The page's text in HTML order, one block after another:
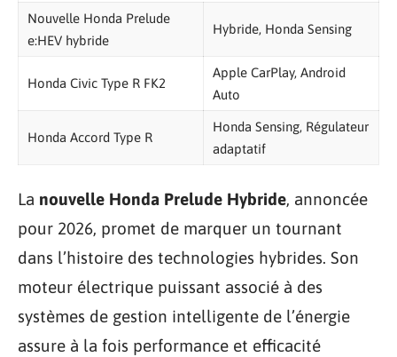
Nouvelle Honda Prelude
e:HEV hybride
Hybride, Honda Sensing
Honda Civic Type R FK2
Apple CarPlay, Android
Auto
Honda Accord Type R
Honda Sensing, Régulateur
adaptatif
La nouvelle Honda Prelude Hybride, annoncée
pour 2026, promet de marquer un tournant
dans l’histoire des technologies hybrides. Son
moteur électrique puissant associé à des
systèmes de gestion intelligente de l’énergie
assure à la fois performance et efficacité